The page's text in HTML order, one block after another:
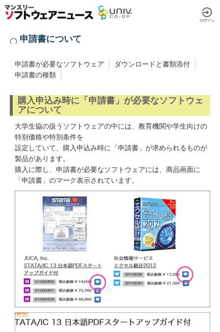
申請書について
申請書が必要なソフトウェア
ダウンロードと書類添付
申請書の種類
購入申込み時に「申請書」が必要なソフトウェ
アについて
大学生協の扱うソフトウェアの中には、教育機関や学生向けの
特別価格や特別条件を
設定していて、購入申込み時に「申請書」が求められるものが
製品があります。
購入に際し、申請書が必要なソフトウェアには、商品画面に
「申請書」のマーク表示されています。